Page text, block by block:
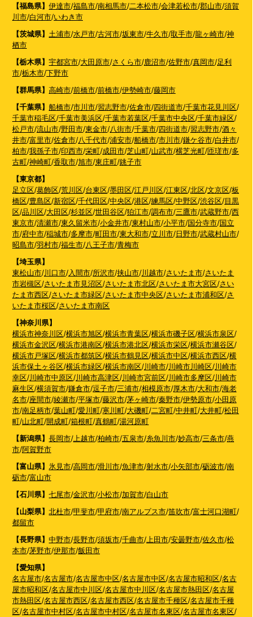
【福島県】 伊達市/福島市/南相馬市/二本松市/会津若松市/郡山市/須賀
川市/白河市/いわき市
【茨城県】 土浦市/水戸市/古河市/坂東市/牛久市/取手市/龍ヶ崎市/神
栖市
【栃木県】 宇都宮市/大田原市/さくら市/鹿沼市/佐野市/真岡市/足利
市/栃木市/下野市
【群馬県】 高崎市/前橋市/前橋市/伊勢崎市/藤岡市
【千葉県】 船橋市/市川市/習志野市/佐倉市/四街道市/千葉市花見川区/
千葉市稲毛区/千葉市美浜区/千葉市若葉区/千葉市中央区/千葉市緑区/
松戸市/流山市/野田市/東金市/八街市/千葉市/四街道市/習志野市/酒々
井市/富里市/佐倉市/八千代市/浦安市/船橋市/市川市/鎌ケ谷市/白井市/
柏市/我孫子市/印西市/栄町/成田市/芝山町/山武市/横芝光町/匝瑳市/多
古町/神崎町/香取市/旭市/東庄町/銚子市
【東京都】
足立区/葛飾区/荒川区/台東区/墨田区/江戸川区/江東区/北区/文京区/板
橋区/豊島区/新宿区/千代田区/中央区/港区/練馬区/中野区/渋谷区/目黒
区/品川区/大田区/杉並区/世田谷区/狛江市/調布市/三鷹市/武蔵野市/西
東京市/清瀬市/東久留米市/小金井市/東村山市/小平市/国分寺市/国立
市/府中市/稲城市/多摩市/町田市/東大和市/立川市/日野市/武蔵村山市/
昭島市/羽村市/福生市/八王子市/青梅市
【埼玉県】
東松山市/川口市/入間市/所沢市/挟山市/川越市/さいたま市/さいたま
市岩槻区/さいたま市見沼区/さいたま市北区/さいたま市大宮区/さい
たま市西区/さいたま市緑区/さいたま市中央区/さいたま市浦和区/さ
いたま市桜区/さいたま市南区
【神奈川県】
横浜市神奈川区/横浜市旭区/横浜市青葉区/横浜市磯子区/横浜市泉区/
横浜市金沢区/横浜市港南区/横浜市港北区/横浜市栄区/横浜市瀬谷区/
横浜市戸塚区/横浜市都筑区/横浜市鶴見区/横浜市中区/横浜市西区/横
浜市保土ヶ谷区/横浜市緑区/横浜市南区/川崎市/川崎市川崎区/川崎市
幸区/川崎市中原区/川崎市高津区/川崎市宮前区/川崎市多摩区/川崎市
麻生区/横須賀市/鎌倉市/逗子市/三浦市/相模原市/厚木市/大和市/海老
名市/座間市/綾瀬市/平塚市/藤沢市/茅ヶ崎市/秦野市/伊勢原市/小田原
市/南足柄市/葉山町/愛川町/寒川町/大磯町/二宮町/中井町/大井町/松田
町/山北町/開成町/箱根町/真鶴町/湯河原町
【新潟県】 長岡市/上越市/柏崎市/五泉市/糸魚川市/妙高市/三条市/燕
市/阿賀野市
【富山県】 氷見市/高岡市/滑川市/魚津市/射水市/小矢部市/砺波市/南
砺市/富山市
【石川県】 七尾市/金沢市/小松市/加賀市/白山市
【山梨県】 北杜市/甲斐市/甲府市/南アルプス市/笛吹市/富士河口湖町/
都留市
【長野県】 中野市/長野市/須坂市/千曲市/上田市/安曇野市/佐久市/松
本市/茅野市/伊那市/飯田市
【愛知県】
名古屋市/名古屋市/名古屋市中区/名古屋市中区/名古屋市昭和区/名古
屋市昭和区/名古屋市中川区/名古屋市中川区/名古屋市熱田区/名古屋
市熱田区/名古屋市西区/名古屋市西区/名古屋市千種区/名古屋市千種
区/名古屋市中村区/名古屋市中村区/名古屋市名東区/名古屋市名東区/